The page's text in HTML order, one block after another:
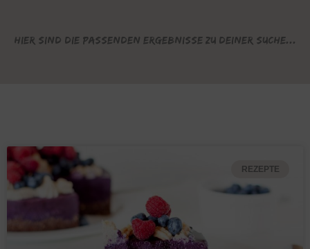
Hier sind die passenden Ergebnisse zu deiner Suche...
REZEPTE